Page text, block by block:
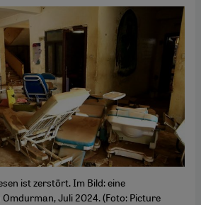
ist zerstört. Im Bild: eine
Juli 2024. (Foto: Picture